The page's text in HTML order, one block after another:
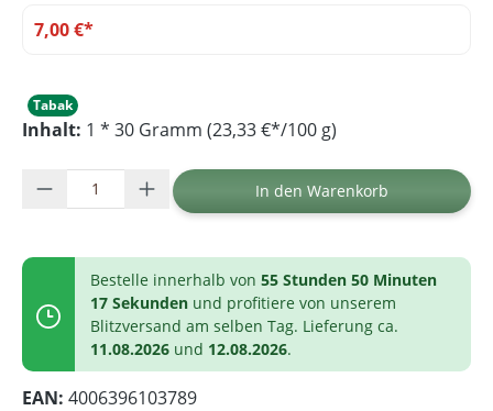
7,00 €*
Tabak
Inhalt: 1 * 30 Gramm (23,33 €*/100 g)
Produkt Anzahl: Gib den gewünschten
In den Warenkorb
Bestelle innerhalb von 55 Stunden 50 Minuten
16 Sekunden und profitiere von unserem
Blitzversand am selben Tag. Lieferung ca.
11.08.2026 und 12.08.2026.
EAN: 4006396103789